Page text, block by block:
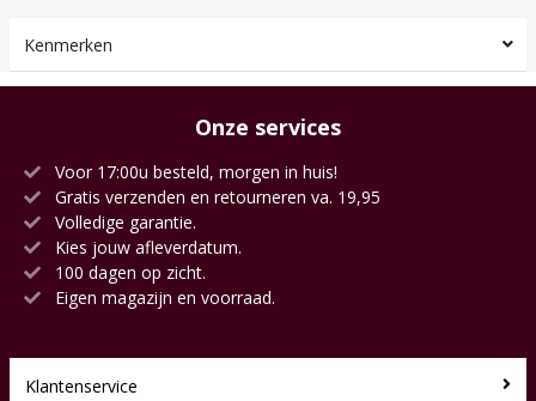
Kenmerken
Onze services
Voor 17:00u besteld, morgen in huis!
Gratis verzenden en retourneren va. 19,95
Volledige garantie.
Kies jouw afleverdatum.
100 dagen op zicht.
Eigen magazijn en voorraad.
Klantenservice